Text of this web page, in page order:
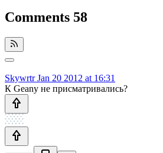
Comments 58
SkywrtrJan 20 2012 at 16:31
К Geany не присматривались?